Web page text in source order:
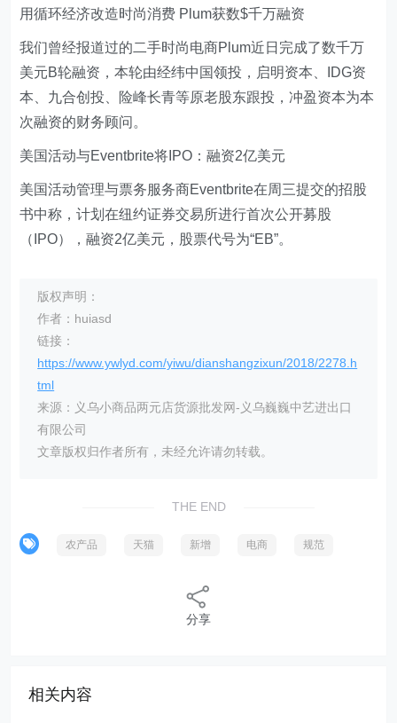
用循环经济改造时尚消费 Plum获数$千万融资
我们曾经报道过的二手时尚电商Plum近日完成了数千万
美元B轮融资，本轮由经纬中国领投，启明资本、IDG资
本、九合创投、险峰长青等原老股东跟投，冲盈资本为本
次融资的财务顾问。
美国活动与Eventbrite将IPO：融资2亿美元
美国活动管理与票务服务商Eventbrite在周三提交的招股
书中称，计划在纽约证券交易所进行首次公开募股
（IPO），融资2亿美元，股票代号为“EB”。
版权声明：
作者：huiasd
链接：
https://www.ywlyd.com/yiwu/dianshangzixun/2018/2278.h
tml
来源：义乌小商品两元店货源批发网-义乌巍巍中艺进出口
有限公司
文章版权归作者所有，未经允许请勿转载。
THE END
农产品 天猫 新增 电商 规范
分享
相关内容